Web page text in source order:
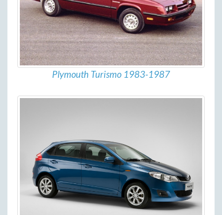
Plymouth Turismo 1983-1987